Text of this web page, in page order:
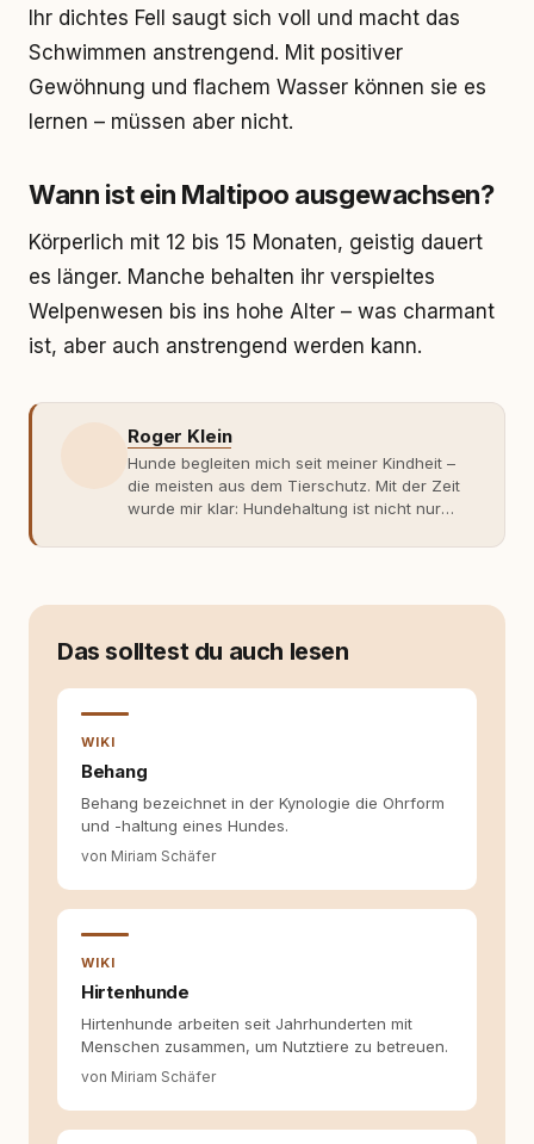
Ihr dichtes Fell saugt sich voll und macht das
Schwimmen anstrengend. Mit positiver
Gewöhnung und flachem Wasser können sie es
lernen – müssen aber nicht.
Wann ist ein Maltipoo ausgewachsen?
Körperlich mit 12 bis 15 Monaten, geistig dauert
es länger. Manche behalten ihr verspieltes
Welpenwesen bis ins hohe Alter – was charmant
ist, aber auch anstrengend werden kann.
Roger Klein
Hunde begleiten mich seit meiner Kindheit –
die meisten aus dem Tierschutz. Mit der Zeit
wurde mir klar: Hundehaltung ist nicht nur
Fachwissen. Der Wendepunkt kam mit meinem
moderner Hundeerziehung
entsteht echte Bindung dort, wo Verständnis
Wissen ersetzt – nicht umgekehrt. Aus dieser
Hundehalter:innen in Deutschland, Österreich
und der Schweiz. Meine Überzeugung:
Tierschutz beginnt mit Wissen. Wer seinen
Hund versteht, trifft bessere Entscheidungen –
Das solltest du auch lesen
WIKI
Behang
Behang bezeichnet in der Kynologie die Ohrform
und -haltung eines Hundes.
von Miriam Schäfer
WIKI
Hirtenhunde
Hirtenhunde arbeiten seit Jahrhunderten mit
Menschen zusammen, um Nutztiere zu betreuen.
von Miriam Schäfer